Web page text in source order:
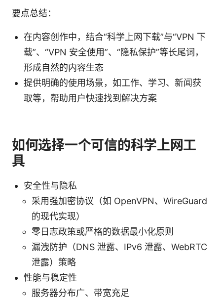
要点总结：
在内容创作中，结合“科学上网下载”与“VPN 下
载”、“VPN 安全使用”、“隐私保护”等长尾词，
形成自然的内容生态
提供明确的使用场景，如工作、学习、新闻获
取等，帮助用户快速找到解决方案
如何选择一个可信的科学上网工
具
安全性与隐私
采用强加密协议（如 OpenVPN、WireGuard
的现代实现）
零日志政策或严格的数据最小化原则
漏洩防护（DNS 泄露、IPv6 泄露、WebRTC
泄露）策略
性能与稳定性
服务器分布广、带宽充足